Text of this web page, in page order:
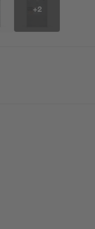
+2